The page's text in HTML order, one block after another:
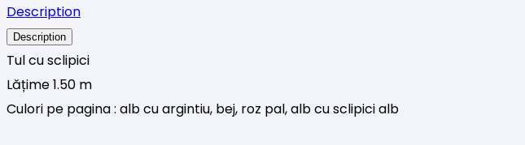
,
alb
cu
argintiu
Description
Description
Tul cu sclipici
Lățime 1.50 m
Culori pe pagina : alb cu argintiu, bej, roz pal, alb cu sclipici alb